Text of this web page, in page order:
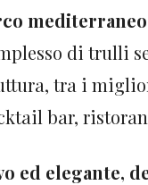
mediterraneo
di trulli
tra i
bar,
ed elegante,